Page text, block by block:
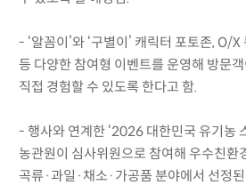
- ‘알꼼이’와 ‘구별이’ 캐릭터 포토존, O/
등 다양한 참여형 이벤트를 운영해 방문
직접 경험할 수 있도록 한다고 함.
- 행사와 연계한 ‘2026 대한민국 유기농
농관원이 심사위원으로 참여해 우수친환
곡류·과일·채소·가공품 분야에서 선정